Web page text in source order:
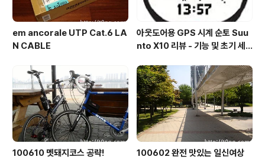
em ancorale UTP Cat.6 LA
N CABLE
아웃도어용 GPS 시계 순토 Suu
nto X10 리뷰 - 기능 및 초기 세
100610 멧돼지코스 공략!
100602 완전 맛있는 일신여상